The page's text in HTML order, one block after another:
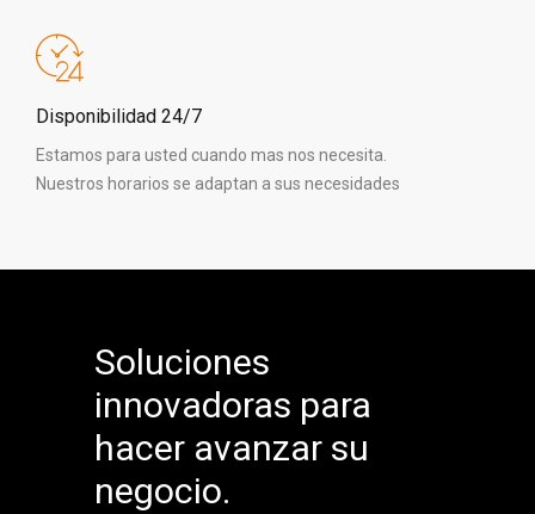
Disponibilidad 24/7
Estamos para usted cuando mas nos necesita.
Nuestros horarios se adaptan a sus necesidades
Soluciones
innovadoras para
hacer avanzar su
negocio.